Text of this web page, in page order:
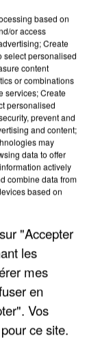
Voir plus
DES
based on
or access
Create
select personalised
content
or combinations
services; Create
personalised
prevent and
and content;
may
data to offer
actively
combine data from
based on
"Accepter
les
mes
en
Vos
ce site.